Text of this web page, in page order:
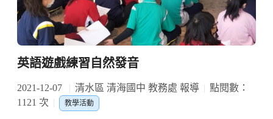
英語遊戲練習自然發音
2021-12-07 清水區 清海國中 教務處 報導
點閱數：
1121 次
教學活動